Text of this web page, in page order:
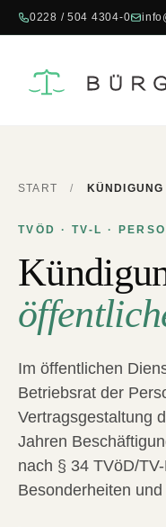
0228 / 504 4304-0
START /
TVÖD · TV-L ·
Im öffentlichen
Betriebsrat der
Vertragsgestaltung
Jahren
nach § 34 TVöD/
Besonderheiten